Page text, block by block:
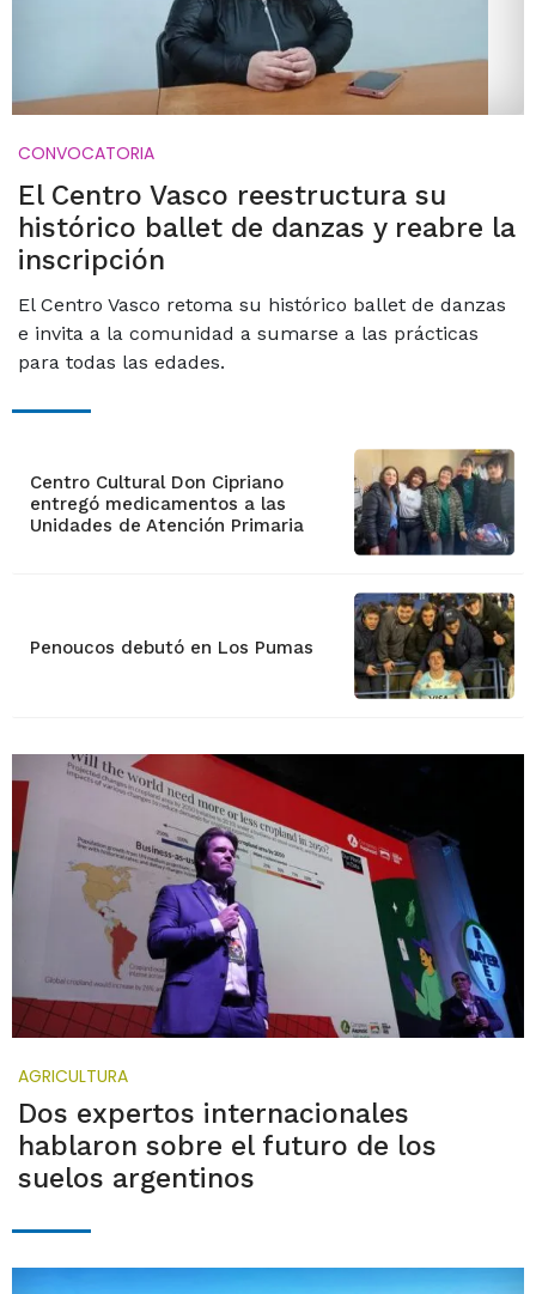
CONVOCATORIA
El Centro Vasco reestructura su
histórico ballet de danzas y reabre la
inscripción
El Centro Vasco retoma su histórico ballet de danzas
e invita a la comunidad a sumarse a las prácticas
para todas las edades.
Centro Cultural Don Cipriano
entregó medicamentos a las
Unidades de Atención Primaria
Penoucos debutó en Los Pumas
AGRICULTURA
Dos expertos internacionales
hablaron sobre el futuro de los
suelos argentinos